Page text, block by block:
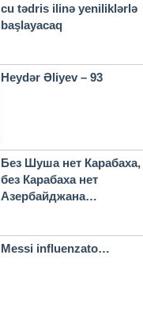
cu tədris ilinə yeniliklərlə
başlayacaq
Heydər Əliyev – 93
Без Шуша нет Карабаха,
без Карабаха нет
Азербайджана…
Messi influenzato…